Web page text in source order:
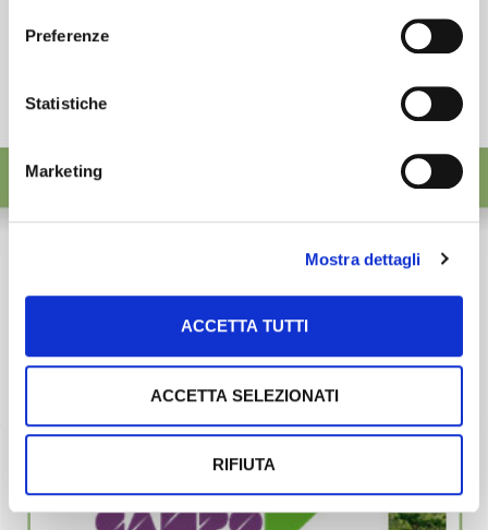
Preferenze
Statistiche
Marketing
Mostra dettagli
ACCETTA TUTTI
ACCETTA SELEZIONATI
RIFIUTA